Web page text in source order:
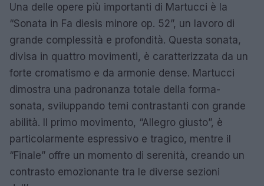
Una delle opere più importanti di Martucci è la
“Sonata in Fa diesis minore op. 52”, un lavoro di
grande complessità e profondità. Questa sonata,
divisa in quattro movimenti, è caratterizzata da un
forte cromatismo e da armonie dense. Martucci
dimostra una padronanza totale della forma-
sonata, sviluppando temi contrastanti con grande
abilità. Il primo movimento, “Allegro giusto”, è
particolarmente espressivo e tragico, mentre il
“Finale” offre un momento di serenità, creando un
contrasto emozionante tra le diverse sezioni